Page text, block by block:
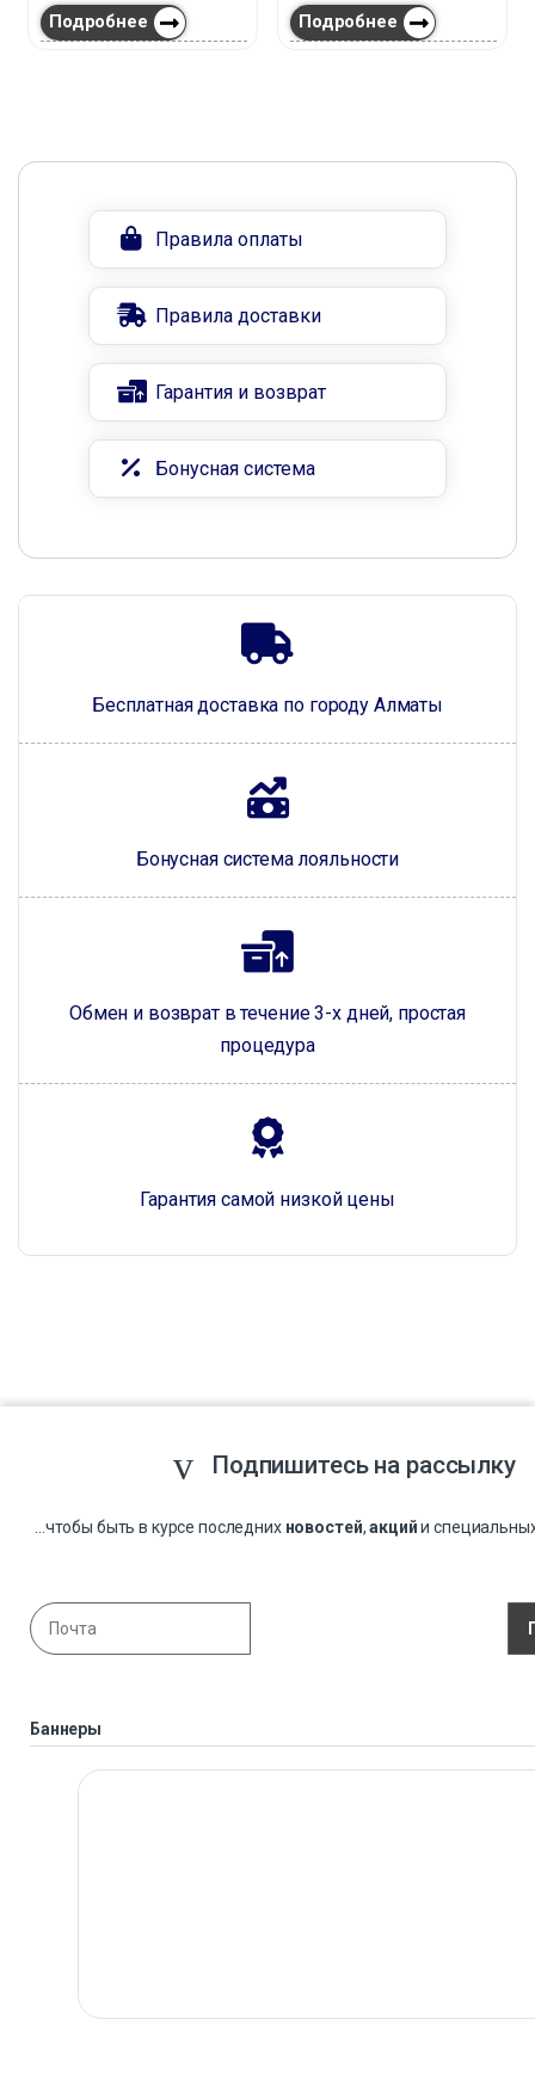
Подробнее Подробнее
Бесплатная доставка по городу Алматы
Бонусная система лояльности
Обмен и возврат в течение 3-х дней, простая
процедура
Гарантия самой низкой цены
Правила оплаты
Правила доставки
Гарантия и возврат
Бонусная система
Подпишитесь на рассылку
...чтобы быть в курсе последних новостей,акцийи
Баннеры